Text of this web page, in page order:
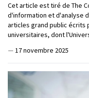
Cet article est tiré de The
d'information et d'analyse
articles grand public écrits
universitaires, dont
— 17 novembre 2025